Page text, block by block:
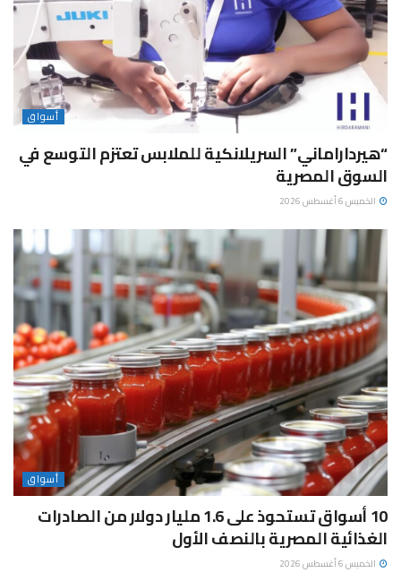
أسواق
“هيرداراماني” السريلانكية للملابس تعتزم التوسع في
السوق المصرية
الخميس 6 أغسطس 2026
أسواق
10 أسواق تستحوذ على 1.6 مليار دولار من الصادرات
الغذائية المصرية بالنصف الأول
الخميس 6 أغسطس 2026